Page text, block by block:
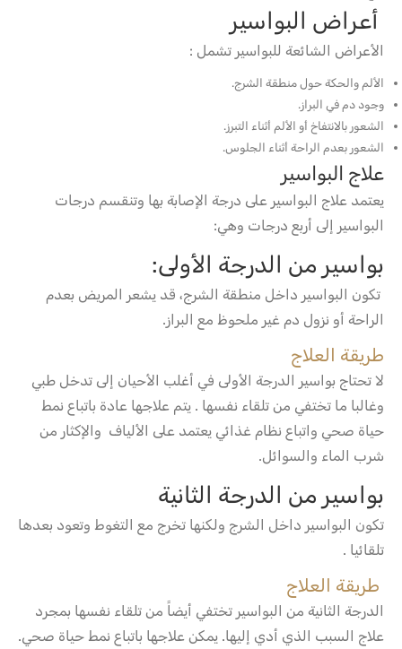
أعراض البواسير
الأعراض الشائعة للبواسير تشمل :
الألم والحكة حول منطقة الشرج.
وجود دم في البراز.
الشعور بالانتفاخ أو الألم أثناء التبرز.
الشعور بعدم الراحة أثناء الجلوس.
علاج البواسير
يعتمد علاج البواسير على درجة الإصابة بها وتنقسم درجات
البواسير إلى أربع درجات وهي:
بواسير من الدرجة الأولى:
تكون البواسير داخل منطقة الشرج، قد يشعر المريض بعدم
الراحة أو نزول دم غير ملحوظ مع البراز.
طريقة العلاج
لا تحتاج بواسير الدرجة الأولى في أغلب الأحيان إلى تدخل طبي
وغالبا ما تختفي من تلقاء نفسها . يتم علاجها عادة باتباع نمط
حياة صحي واتباع نظام غذائي يعتمد على الألياف والإكثار من
شرب الماء والسوائل.
بواسير من الدرجة الثانية
تكون البواسير داخل الشرج ولكنها تخرج مع التغوط وتعود بعدها
تلقائيا .
طريقة العلاج
الدرجة الثانية من البواسير تختفي أيضاً من تلقاء نفسها بمجرد
علاج السبب الذي أدي إليها. يمكن علاجها باتباع نمط حياة صحي.